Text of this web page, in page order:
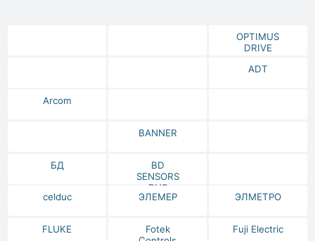
OPTIMUS
DRIVE
ADT
Arcom
BANNER
БД
BD
SENSORS
RUS
celduc
ЭЛЕМЕР ЭЛМЕТРО
FLUKE
Fotek
Fuji Electric